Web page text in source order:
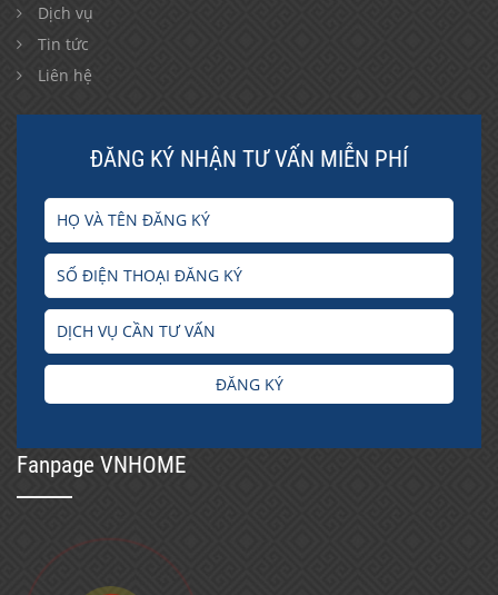
Dịch vụ
Tin tức
Liên hệ
ĐĂNG KÝ NHẬN TƯ VẤN MIỄN PHÍ
ĐĂNG KÝ
Fanpage VNHOME
window.dataLayer